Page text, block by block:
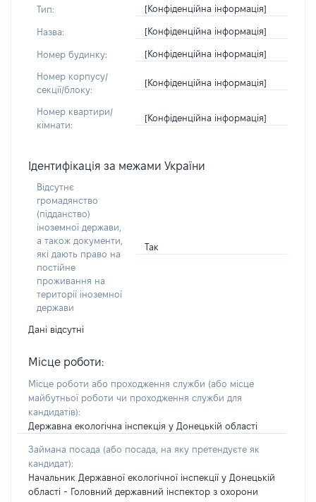
Тип: [Конфіденційна інформація]
Назва: [Конфіденційна інформація]
Номер будинку: [Конфіденційна інформація]
Номер корпусу/
секції/блоку:
[Конфіденційна інформація]
Номер квартири/
кімнати:
[Конфіденційна інформація]
Ідентифікація за межами України
Відсутнє
громадянство
(підданство)
іноземної держави,
а також документи,
які дають право на
постійне
проживання на
території іноземної
держави
Так
Дані відсутні
Місце роботи:
Місце роботи або проходження служби (або місце
майбутньої роботи чи проходження служби для
кандидатів):
Державна екологічна інспекція у Донецькій області
Займана посада (або посада, на яку претендуєте як
кандидат):
Начальник Державної екологічної інспекції у Донецькій
області - Головний державний інспектор з охорони